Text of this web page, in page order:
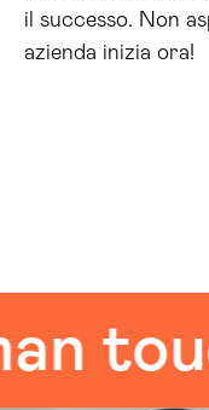
il successo. Non
azienda inizia ora!